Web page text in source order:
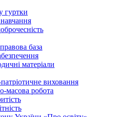
гуртки
база
матеріали
виховання
масова робота